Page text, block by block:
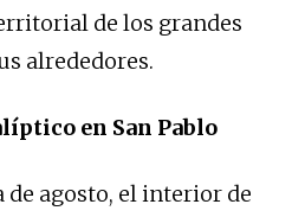
de los grandes
alrededores.
en San Pablo
agosto, el interior de